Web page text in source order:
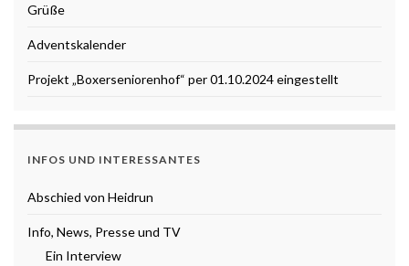
Grüße
Adventskalender
Projekt „Boxerseniorenhof“ per 01.10.2024 eingestellt
INFOS UND INTERESSANTES
Abschied von Heidrun
Info, News, Presse und TV
Ein Interview